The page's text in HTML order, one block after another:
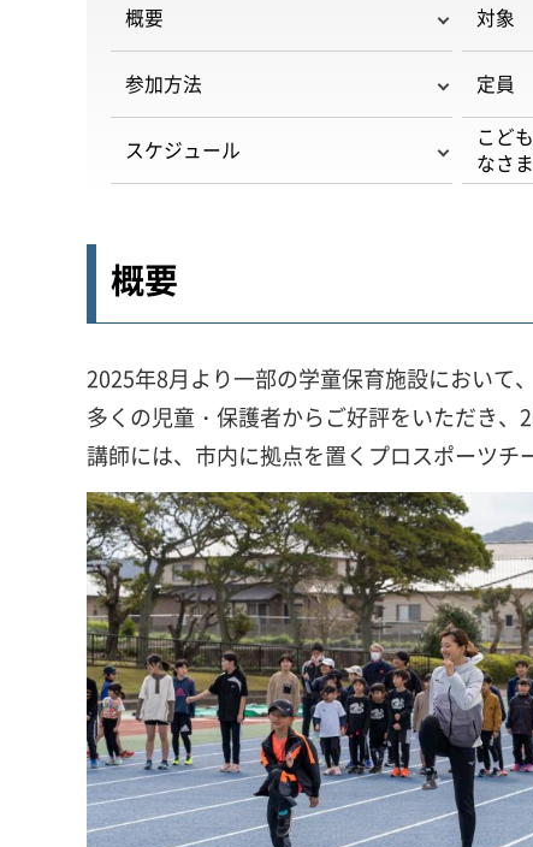
概要 対象
参加方法 定員
スケジュール
こど
なさ
概要
2025年8月より一部の学童保育施設において
多くの児童・保護者からご好評をいただき、
講師には、市内に拠点を置くプロスポーツチ